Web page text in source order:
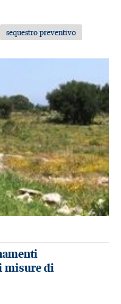
sequestro preventivo
misure di